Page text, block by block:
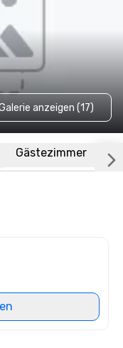
anzeigen (17)
Gästezimmer